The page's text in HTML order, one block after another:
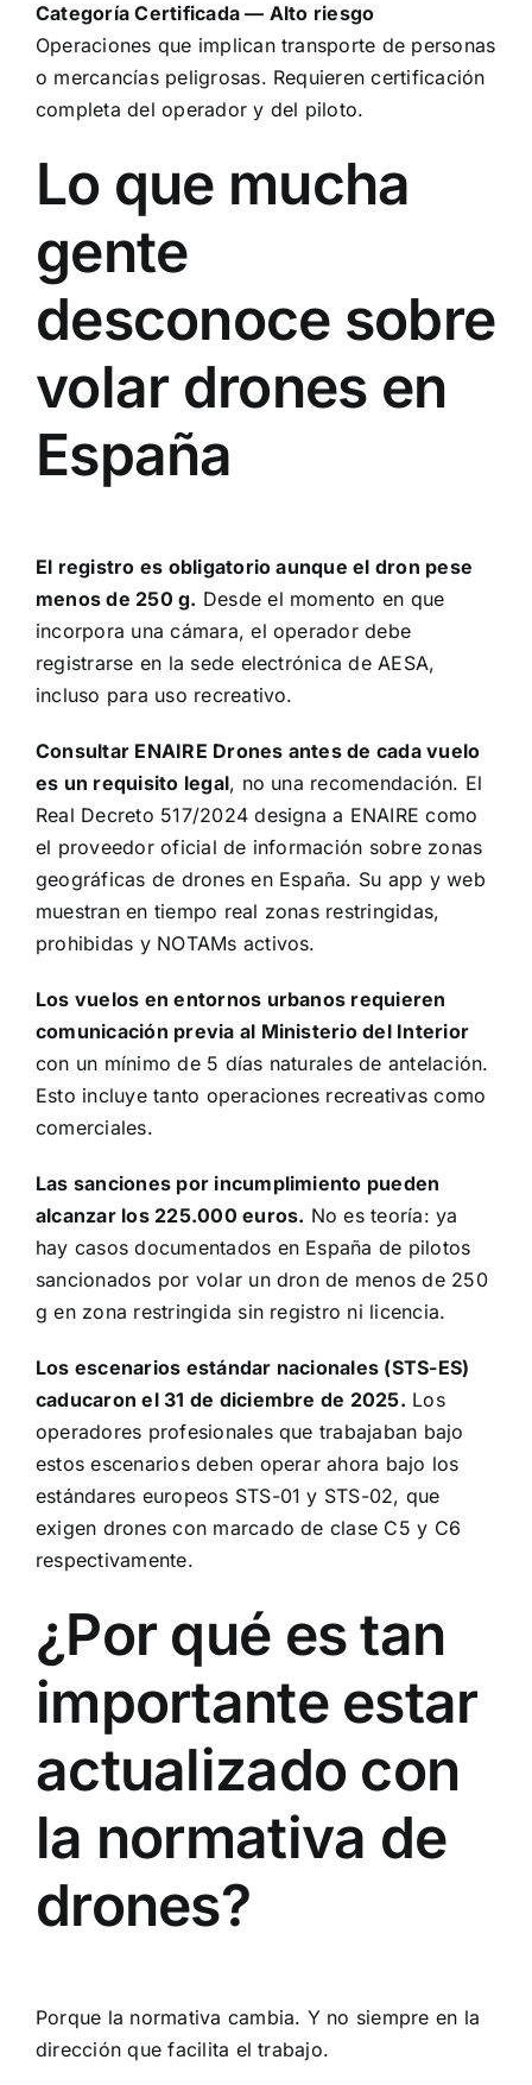
Categoría Certificada — Alto riesgo
Operaciones que implican transporte de personas
o mercancías peligrosas. Requieren certificación
completa del operador y del piloto.
Lo que mucha
gente
desconoce sobre
volar drones en
España
El registro es obligatorio aunque el dron pese
menos de 250 g. Desde el momento en que
incorpora una cámara, el operador debe
registrarse en la sede electrónica de AESA,
incluso para uso recreativo.
Consultar ENAIRE Drones antes de cada vuelo
es un requisito legal, no una recomendación. El
Real Decreto 517/2024 designa a ENAIRE como
el proveedor oficial de información sobre zonas
geográficas de drones en España. Su app y web
muestran en tiempo real zonas restringidas,
prohibidas y NOTAMs activos.
Los vuelos en entornos urbanos requieren
comunicación previa al Ministerio del Interior
con un mínimo de 5 días naturales de antelación.
Esto incluye tanto operaciones recreativas como
comerciales.
Las sanciones por incumplimiento pueden
alcanzar los 225.000 euros. No es teoría: ya
hay casos documentados en España de pilotos
sancionados por volar un dron de menos de 250
g en zona restringida sin registro ni licencia.
Los escenarios estándar nacionales (STS-ES)
caducaron el 31 de diciembre de 2025. Los
operadores profesionales que trabajaban bajo
estos escenarios deben operar ahora bajo los
estándares europeos STS-01 y STS-02, que
exigen drones con marcado de clase C5 y C6
respectivamente.
¿Por qué es tan
importante estar
actualizado con
la normativa de
drones?
Porque la normativa cambia. Y no siempre en la
dirección que facilita el trabajo.